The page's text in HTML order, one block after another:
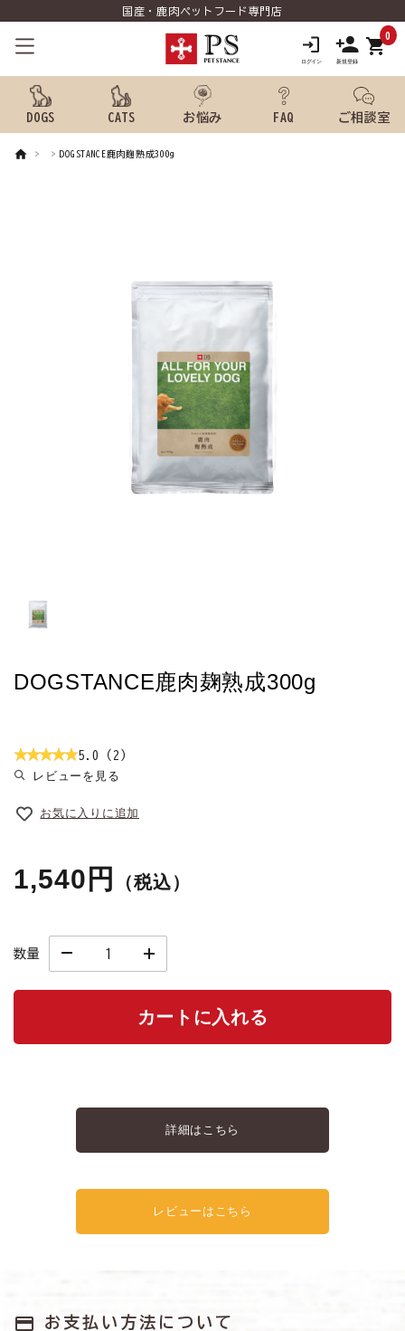
国産・鹿肉ペットフード専門店
shopping_cart0
DOGS CATS お悩み FAQ ご相談室
person 新規会員登録
プライバシーポリシー
0120-40-1387
DOGSTANCE鹿肉麹熟成300g
DOGSTANCE鹿肉麹熟成300g
5.0（2）
レビューを見る
お気に入りに追加
1,540円 （税込）
数量
カートに入れる
詳細はこちら
レビューはこちら
payment お支払い方法について